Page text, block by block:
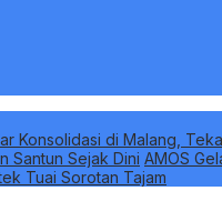
Konsolidasi di Malang,
Santun Sejak Dini AMOS
Tuai Sorotan Tajam